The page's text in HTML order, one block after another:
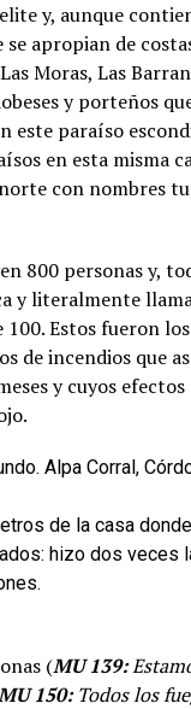
y, aunque
se apropian de
Moras, Las
y porteños
este paraíso
en esta misma
con nombres
800 personas y,
y literalmente
100. Estos fueron
de incendios que
y cuyos
de la casa
hizo dos veces
(MU 139:
150: Todos los